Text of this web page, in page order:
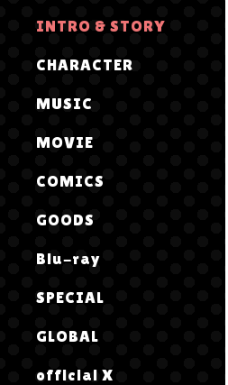
INTRO & STORY
CHARACTER
MUSIC
MOVIE
COMICS
GOODS
Blu-ray
SPECIAL
GLOBAL
official X